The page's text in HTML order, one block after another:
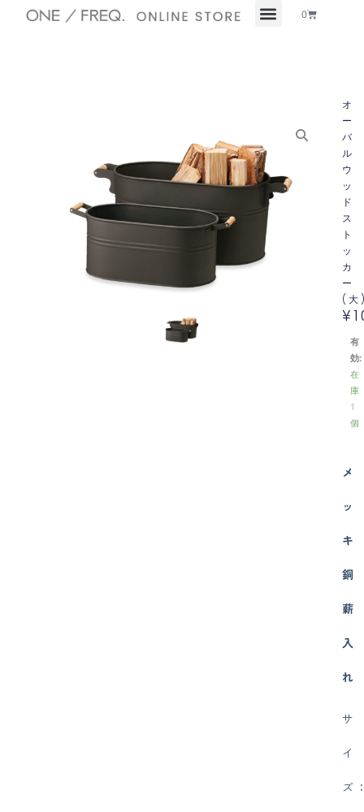
0
Cart
オ
ー
バ
ル
ウ
ッ
ド
ス
ト
ッ
カ
ー
(
¥
有
効:
在
庫
1
個
メ
ッ
キ
銅
薪
入
れ
サ
イ
ズ